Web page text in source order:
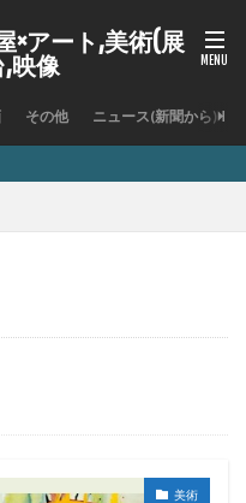
屋×アート,美術(展
映像
その他 ニュース(新聞から)
美術